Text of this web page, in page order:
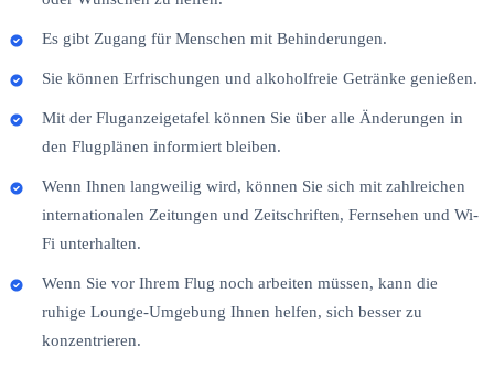
Es gibt Zugang für Menschen mit Behinderungen.
Sie können Erfrischungen und alkoholfreie Getränke genießen.
Mit der Fluganzeigetafel können Sie über alle Änderungen in
den Flugplänen informiert bleiben.
Wenn Ihnen langweilig wird, können Sie sich mit zahlreichen
internationalen Zeitungen und Zeitschriften, Fernsehen und Wi-
Fi unterhalten.
Wenn Sie vor Ihrem Flug noch arbeiten müssen, kann die
ruhige Lounge-Umgebung Ihnen helfen, sich besser zu
konzentrieren.